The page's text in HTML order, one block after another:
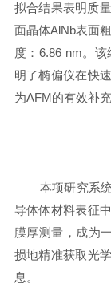
拟合结果表明质
面晶体AlNb表面
度： 6.86 nm。该
明了椭偏仪在快
为AFM的有效补
本项研究系
导体体材料表征
膜厚测量，成为
损地精准获取光
息。